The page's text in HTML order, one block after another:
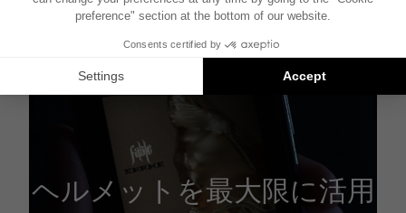
ヘルメットを最大限に活用